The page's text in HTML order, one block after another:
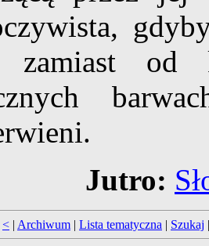
od
Jutro:
< | Archiwum | Lista tematyczna | Szukaj